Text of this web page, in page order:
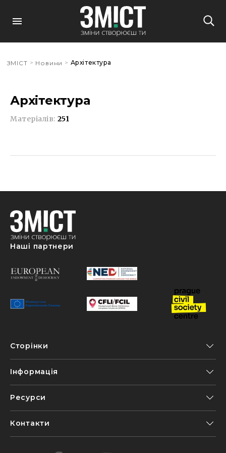
ЗМІСТ > Новини > Архітектура
Архітектура
Матеріалів: 251
Наші партнери
Сторінки
Інформація
Ресурси
Контакти